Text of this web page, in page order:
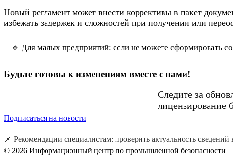
Новый регламент может внести коррективы в пакет
избежать задержек и сложностей при получении или
🔹 Для малых предприятий: если не можете сформировать
Будьте готовы к изменениям вместе с нами!
Следите за
лицензирование
Подписаться на новости
📌 Рекомендации специалистам: проверить актуальность
© 2026 Информационный центр по промышленной безопасности